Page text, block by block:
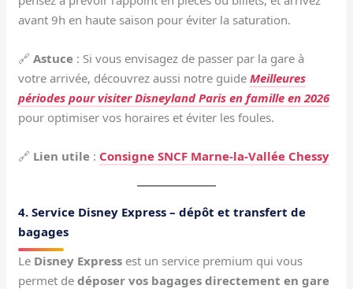
avant 9h en haute saison pour éviter la saturation.
🔗Astuce : Si vous envisagez de passer par la gare à
votre arrivée, découvrez aussi notre guideMeilleures
périodes pour visiter Disneyland Paris en famille en 2026
pour optimiser vos horaires et éviter les foules.
🔗 Lien utile : Consigne SNCF Marne-la-Vallée Chessy
4. Service Disney Express – dépôt et transfert de
bagages
Le Disney Express est un service premium qui vous
permet dedéposer vos bagages directement en gare